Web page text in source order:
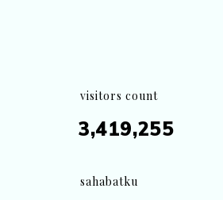
visitors count
3,419,255
sahabatku